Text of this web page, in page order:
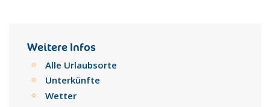
Weitere Infos
Alle Urlaubsorte
Unterkünfte
Wetter